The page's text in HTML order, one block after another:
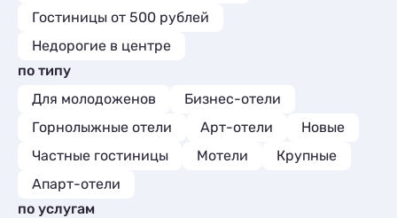
Гостиницы от 500 рублей
Недорогие в центре
по типу
Для молодоженов
Бизнес-отели
Горнолыжные отели
Арт-отели
Новые
Частные гостиницы
Мотели
Крупные
Апарт-отели
по услугам